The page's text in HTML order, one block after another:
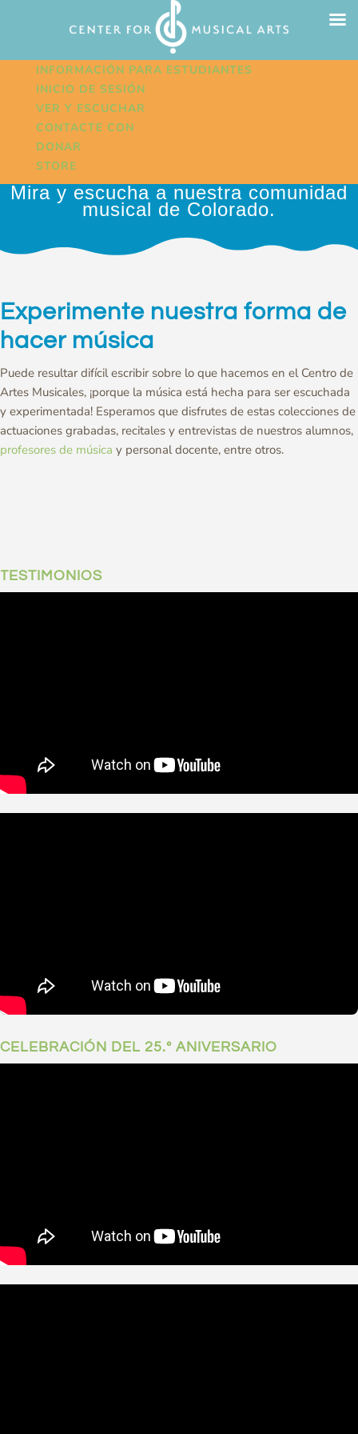
INFORMACIÓN PARA ESTUDIANTES
INICIO DE SESIÓN
VER Y ESCUCHAR
CONTACTE CON
DONAR
STORE
Mira y escucha a nuestra comunidad
musical de Colorado.
Experimente nuestra forma de
hacer música
Puede resultar difícil escribir sobre lo que hacemos en el Centro de
Artes Musicales, ¡porque la música está hecha para ser escuchada
y experimentada! Esperamos que disfrutes de estas colecciones de
actuaciones grabadas, recitales y entrevistas de nuestros alumnos,
profesores de música y personal docente, entre otros.
TESTIMONIOS
CELEBRACIÓN DEL 25.º ANIVERSARIO